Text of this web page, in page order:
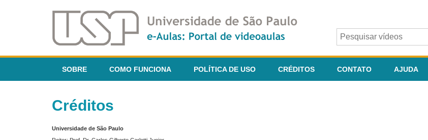
SOBRE COMO FUNCIONA POLÍTICA DE USO CRÉDITOS CONTATO AJUDA
Créditos
Universidade de São Paulo